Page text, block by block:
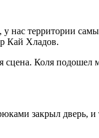
территории
Кай Хладов.
сцена. Коля
закрыл дверь,